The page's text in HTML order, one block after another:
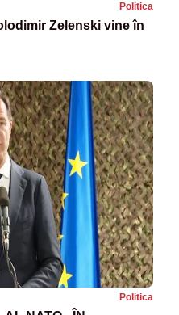
Politica
Zelenski vine în
Politica